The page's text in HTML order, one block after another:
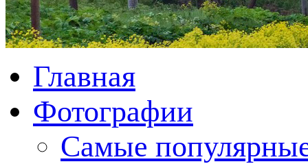
Главная
Фотографии
Cамые